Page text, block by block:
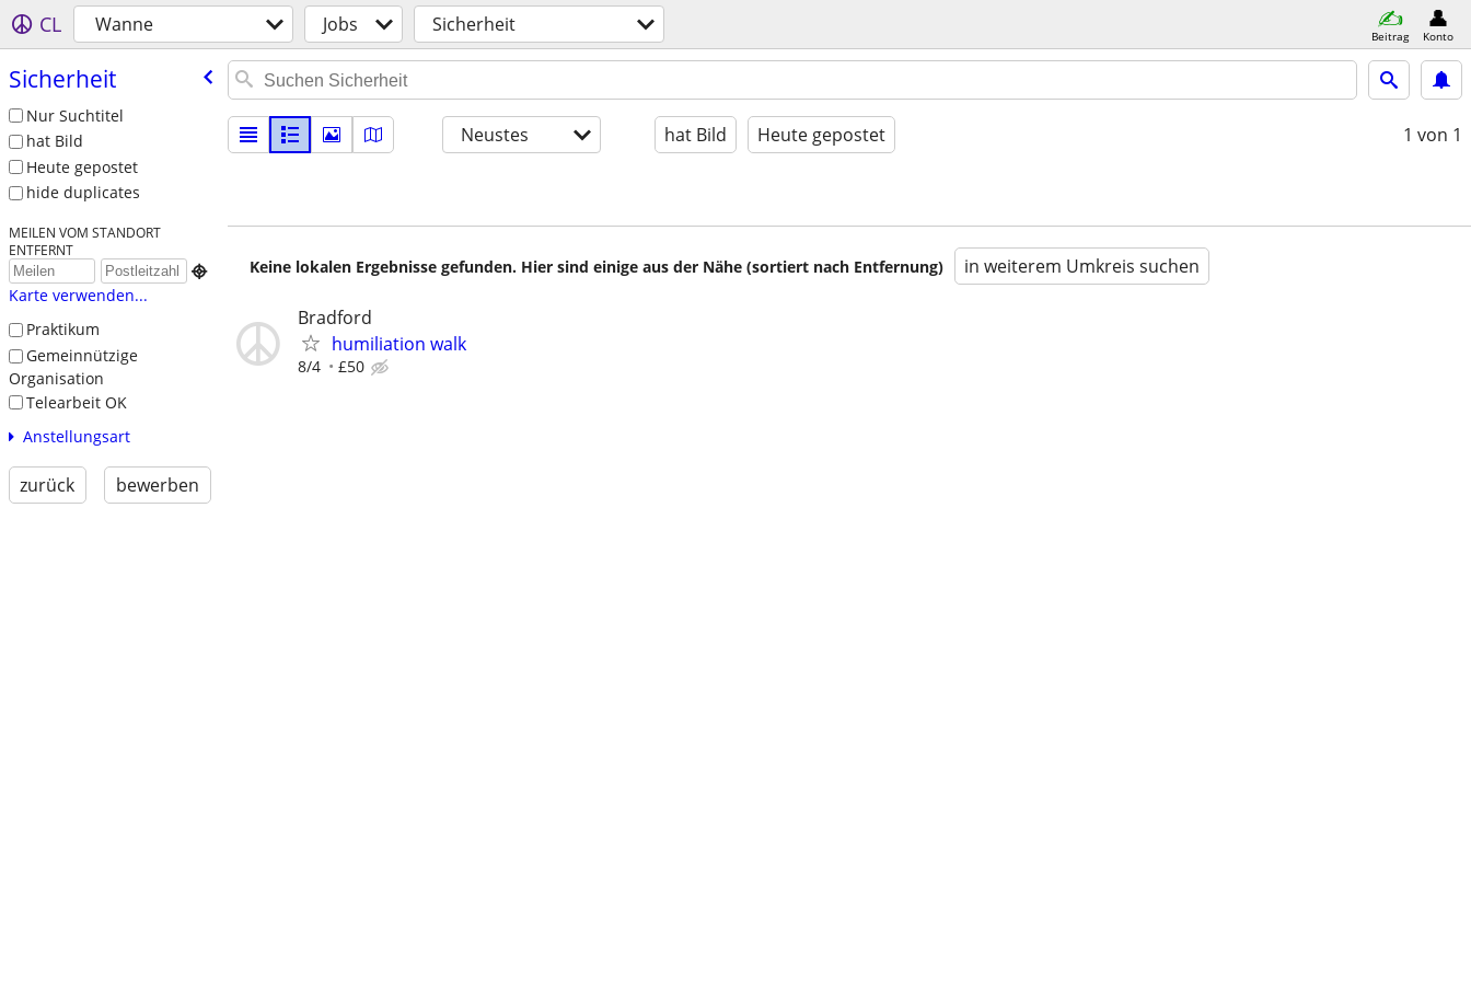
CL Wanne Jobs Sicherheit Beitrag Konto
Sicherheit
Nur Suchtitel
hat Bild
Heute gepostet
hide duplicates
MEILEN VOM STANDORT
ENTFERNT

Karte verwenden...
Praktikum
Gemeinnützige
Organisation
Telearbeit OK
Anstellungsart
zurück bewerben
Neustes hat Bild Heute gepostet 1 von 1
Keine lokalen Ergebnisse gefunden. Hier sind einige aus der Nähe (sortiert nach Entfernung) in weiterem Umkreis suchen
Bradford
humiliation walk
8/4 £50